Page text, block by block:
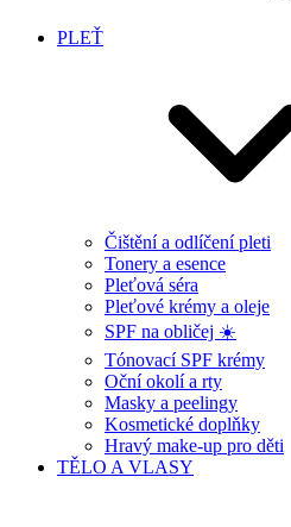
PLEŤ
Čištění a odlíčení pleti
Tonery a esence
Pleťová séra
Pleťové krémy a oleje
SPF na obličej ☀️
Tónovací SPF krémy
Oční okolí a rty
Masky a peelingy
Kosmetické doplňky
Hravý make-up pro děti
TĚLO A VLASY